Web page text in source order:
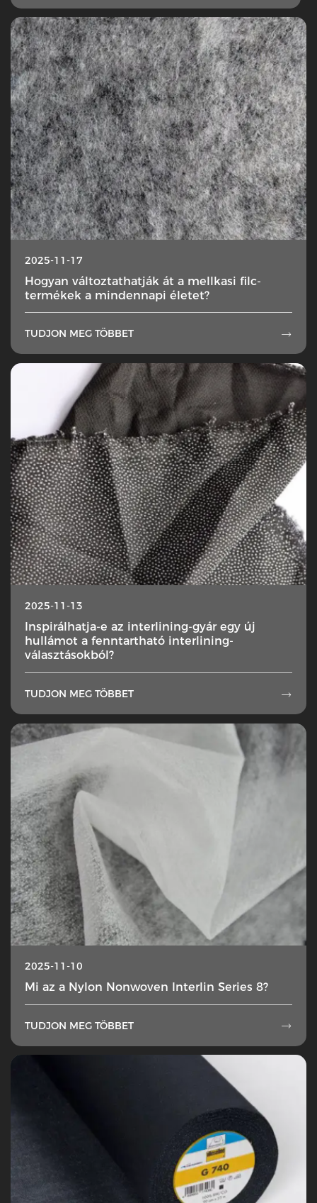
2025-11-17
Hogyan változtathatják át a mellkasi filc-
termékek a mindennapi életet?
TUDJON MEG TÖBBET 
2025-11-13
Inspirálhatja-e az interlining-gyár egy új
hullámot a fenntartható interlining-
választásokból?
TUDJON MEG TÖBBET 
2025-11-10
Mi az a Nylon Nonwoven Interlin Series 8?
TUDJON MEG TÖBBET 